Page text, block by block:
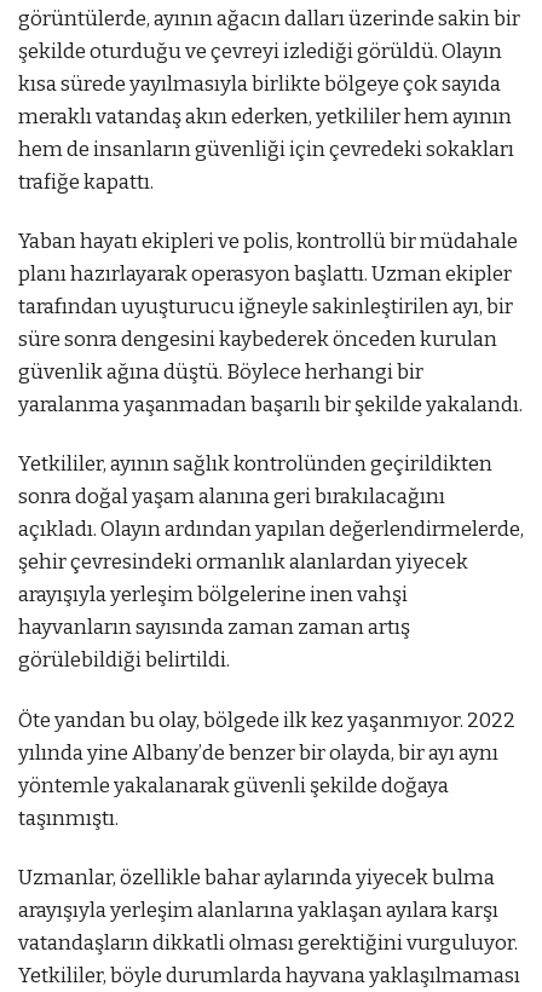
görüntülerde, ayının ağacın dalları üzerinde sakin bir
şekilde oturduğu ve çevreyi izlediği görüldü. Olayın
kısa sürede yayılmasıyla birlikte bölgeye çok sayıda
meraklı vatandaş akın ederken, yetkililer hem ayının
hem de insanların güvenliği için çevredeki sokakları
trafiğe kapattı.
Yaban hayatı ekipleri ve polis, kontrollü bir müdahale
planı hazırlayarak operasyon başlattı. Uzman ekipler
tarafından uyuşturucu iğneyle sakinleştirilen ayı, bir
süre sonra dengesini kaybederek önceden kurulan
güvenlik ağına düştü. Böylece herhangi bir
yaralanma yaşanmadan başarılı bir şekilde yakalandı.
Yetkililer, ayının sağlık kontrolünden geçirildikten
sonra doğal yaşam alanına geri bırakılacağını
açıkladı. Olayın ardından yapılan değerlendirmelerde,
şehir çevresindeki ormanlık alanlardan yiyecek
arayışıyla yerleşim bölgelerine inen vahşi
hayvanların sayısında zaman zaman artış
görülebildiği belirtildi.
Öte yandan bu olay, bölgede ilk kez yaşanmıyor. 2022
yılında yine Albany’de benzer bir olayda, bir ayı aynı
yöntemle yakalanarak güvenli şekilde doğaya
taşınmıştı.
Uzmanlar, özellikle bahar aylarında yiyecek bulma
arayışıyla yerleşim alanlarına yaklaşan ayılara karşı
vatandaşların dikkatli olması gerektiğini vurguluyor.
Yetkililer, böyle durumlarda hayvana yaklaşılmaması